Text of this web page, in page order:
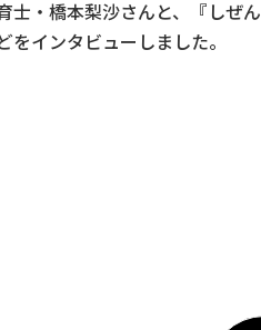
士・橋本梨沙さんと、『し
インタビューしました。